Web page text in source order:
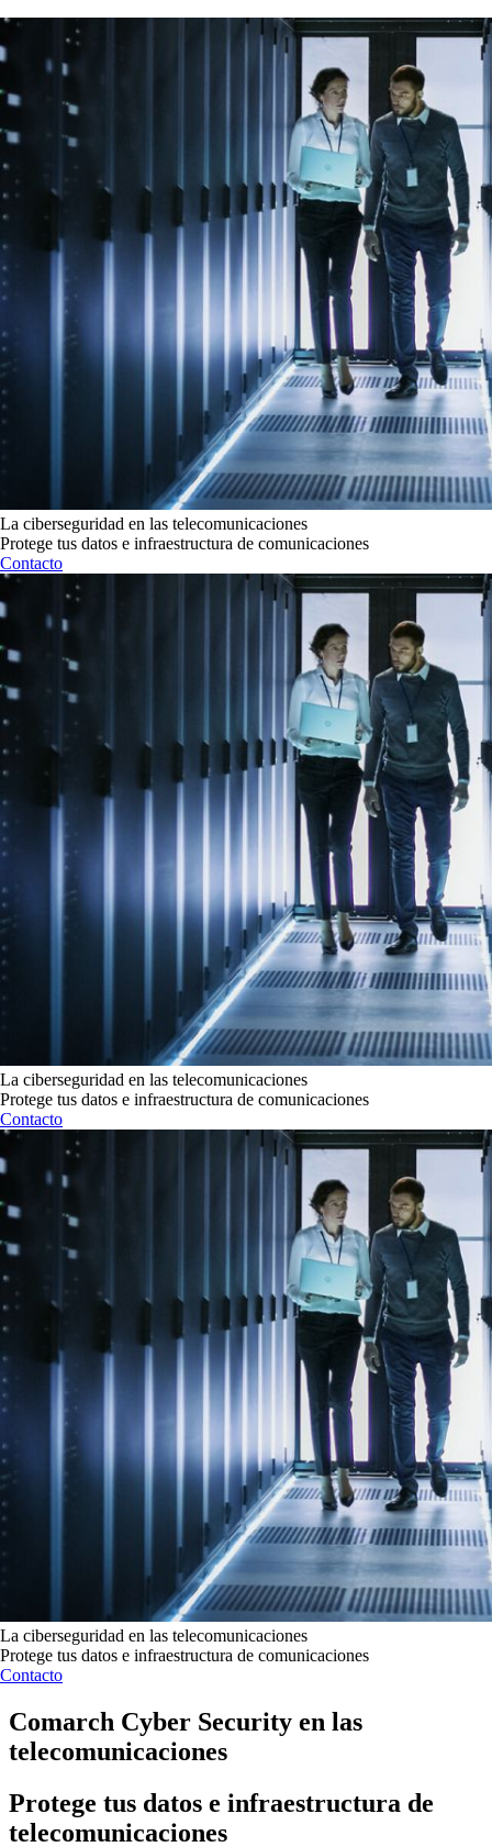
La ciberseguridad en las telecomunicaciones
Protege tus datos e infraestructura de comunicaciones
Contacto
La ciberseguridad en las telecomunicaciones
Protege tus datos e infraestructura de comunicaciones
Contacto
La ciberseguridad en las telecomunicaciones
Protege tus datos e infraestructura de comunicaciones
Contacto
Comarch Cyber Security en las
telecomunicaciones
Protege tus datos e infraestructura de
telecomunicaciones